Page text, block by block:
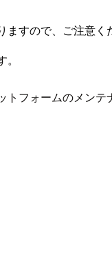
すので、ご注意く
フォームのメン